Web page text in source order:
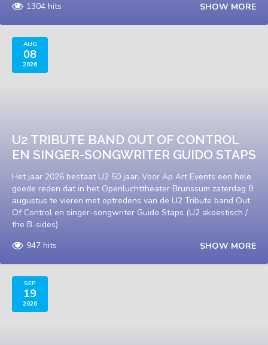
1304 hits
SHOW MORE
AUG
08
2026
U2 TRIBUTE BAND OUT OF CONTROL
EN SINGER-SONGWRITER GUIDO STAPS
Het jaar 2026 bestaat U2 50 jaar. Voor Ap Art Events een hele
goede reden dat in het Openluchttheater Brunssum zaterdag 8
augustus te vieren met optredens van de U2 Tribute band Out
Of Control en singer-songwriter Guido Staps (U2 akoestisch /
the B-sides)
947 hits
SHOW MORE
SEP
19
2026